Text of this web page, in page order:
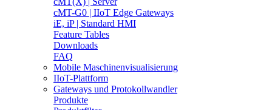
cMT-G0 | IIoT Edge Gateways
iE, iP | Standard HMI
Feature Tables
Downloads
FAQ
Mobile Maschinenvisualisierung
IIoT-Plattform
Gateways und Protokollwandler
Produkte